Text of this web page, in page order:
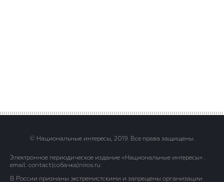
© Национальные интересы, 2019. Все права защищены.
Электронное периодическое издание «Национальные интересы» .
email: contact(сoбaчка)niros.ru
В России признаны экстремистскими и запрещены организации